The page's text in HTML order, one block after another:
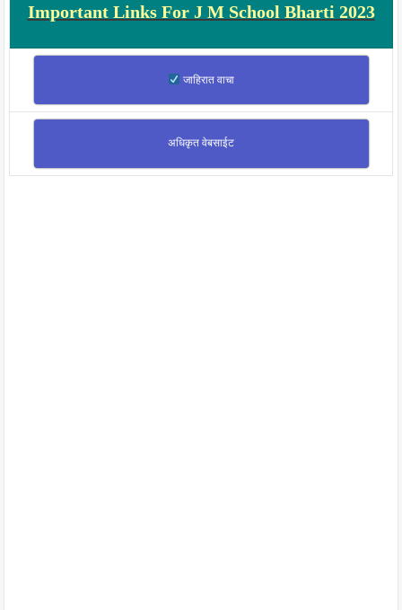
Important Links For J M School Bharti 2023
जाहिरात वाचा
अधिकृत वेबसाईट